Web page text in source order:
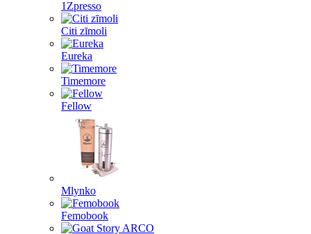
1Zpresso
Citi zīmoli
Eureka
Timemore
Fellow
Mlynko
Femobook